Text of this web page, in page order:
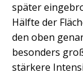
später
Hälfte der
den oben
besonders
stärkere